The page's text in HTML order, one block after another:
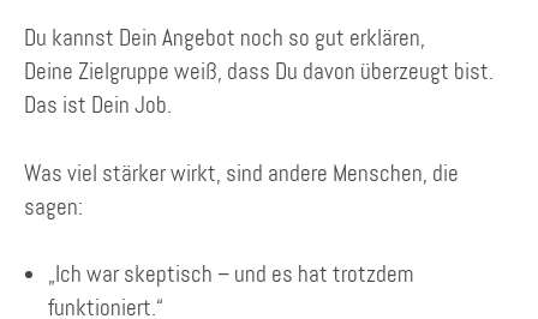
Du kannst Dein Angebot noch so gut erklären,
Deine Zielgruppe weiß, dass Du davon überzeugt bist.
Das ist Dein Job.
Was viel stärker wirkt, sind andere Menschen, die
sagen:
„Ich war skeptisch – und es hat trotzdem
funktioniert.“